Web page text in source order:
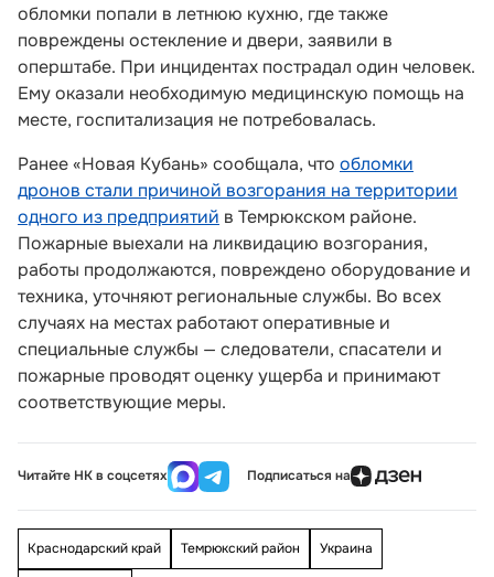
обломки попали в летнюю кухню, где также
повреждены остекление и двери, заявили в
оперштабе. При инцидентах пострадал один человек.
Ему оказали необходимую медицинскую помощь на
месте, госпитализация не потребовалась.
Ранее «Новая Кубань» сообщала, что обломки
дронов стали причиной возгорания на территории
одного из предприятий в Темрюкском районе.
Пожарные выехали на ликвидацию возгорания,
работы продолжаются, повреждено оборудование и
техника, уточняют региональные службы. Во всех
случаях на местах работают оперативные и
специальные службы — следователи, спасатели и
пожарные проводят оценку ущерба и принимают
соответствующие меры.
Читайте НК в соцсетях Подписаться на
Краснодарский край Темрюкский район Украина